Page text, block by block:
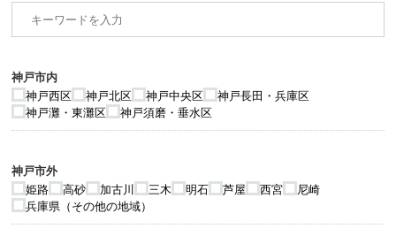
神戸市内
神戸西区
神戸北区 神戸中央区
神戸長田・兵庫区
神戸灘・東灘区
神戸須磨・垂水区
神戸市外
姫路
高砂 加古川 三木 明石 芦屋 西宮
尼崎
兵庫県（その他の地域）